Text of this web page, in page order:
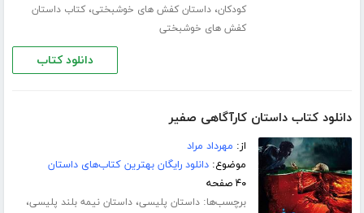
کودکان،داستان کفش های خوشبختی،کتاب داستان
کفش های خوشبختی
دانلود کتاب
دانلود کتاب داستان کارآگاهی صفیر
از: مهرداد مراد
موضوع:دانلود رایگان بهترین کتاب‌های داستان
۴۰ صفحه
برچسب‌ها:داستان پلیسی،داستان نیمه بلند پلیسی،